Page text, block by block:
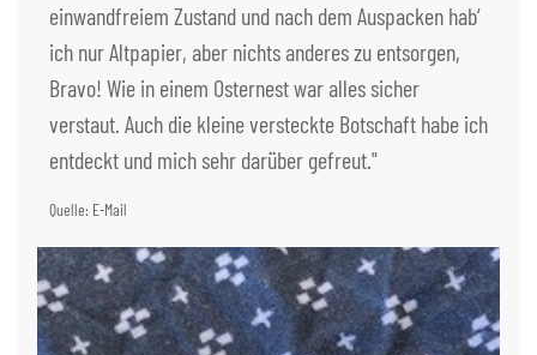
einwandfreiem Zustand und nach dem Auspacken hab‘
ich nur Altpapier, aber nichts anderes zu entsorgen,
Bravo! Wie in einem Osternest war alles sicher
verstaut. Auch die kleine versteckte Botschaft habe ich
entdeckt und mich sehr darüber gefreut."
Quelle: E-Mail